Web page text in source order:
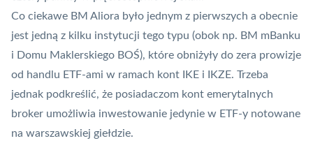
Co ciekawe BM Aliora było jednym z pierwszych a obecnie
jest jedną z kilku instytucji tego typu (obok np. BM mBanku
i Domu Maklerskiego BOŚ), które obniżyły do zera prowizje
od handlu ETF-ami w ramach kont IKE i IKZE. Trzeba
jednak podkreślić, że posiadaczom kont emerytalnych
broker umożliwia inwestowanie jedynie w ETF-y notowane
na warszawskiej giełdzie.